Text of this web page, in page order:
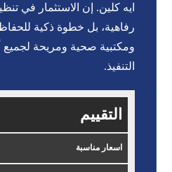
ايه كلين. إن الاستثمار في
رفاهية، بل خطوة ذكية
ومكتبية صحية ومريحة لجميع
التنفيذ.
التقييم
اسعار مناسبة